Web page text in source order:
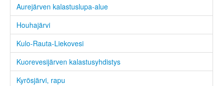
Aurejärven kalastuslupa-alue
Houhajärvi
Kulo-Rauta-Liekovesi
Kuorevesijärven kalastusyhdistys
Kyrösjärvi, rapu